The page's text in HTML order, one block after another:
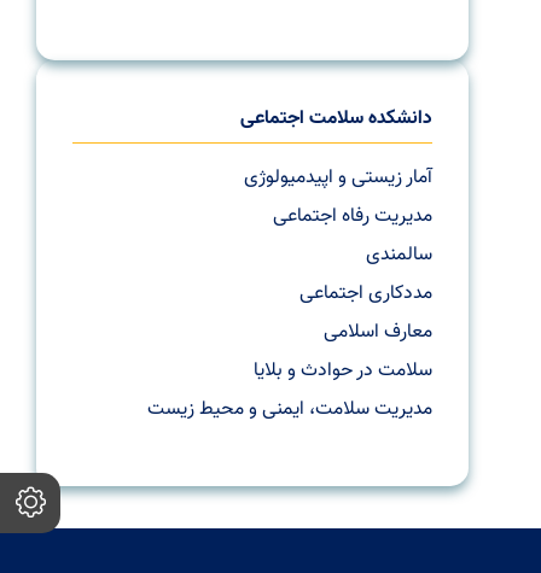
دانشکده سلامت اجتماعی
آمار زیستی و اپیدمیولوژی
مدیریت رفاه اجتماعی
سالمندی
مددکاری اجتماعی
معارف اسلامی
سلامت در حوادث و بلایا
مدیریت سلامت، ایمنی و محیط زیست